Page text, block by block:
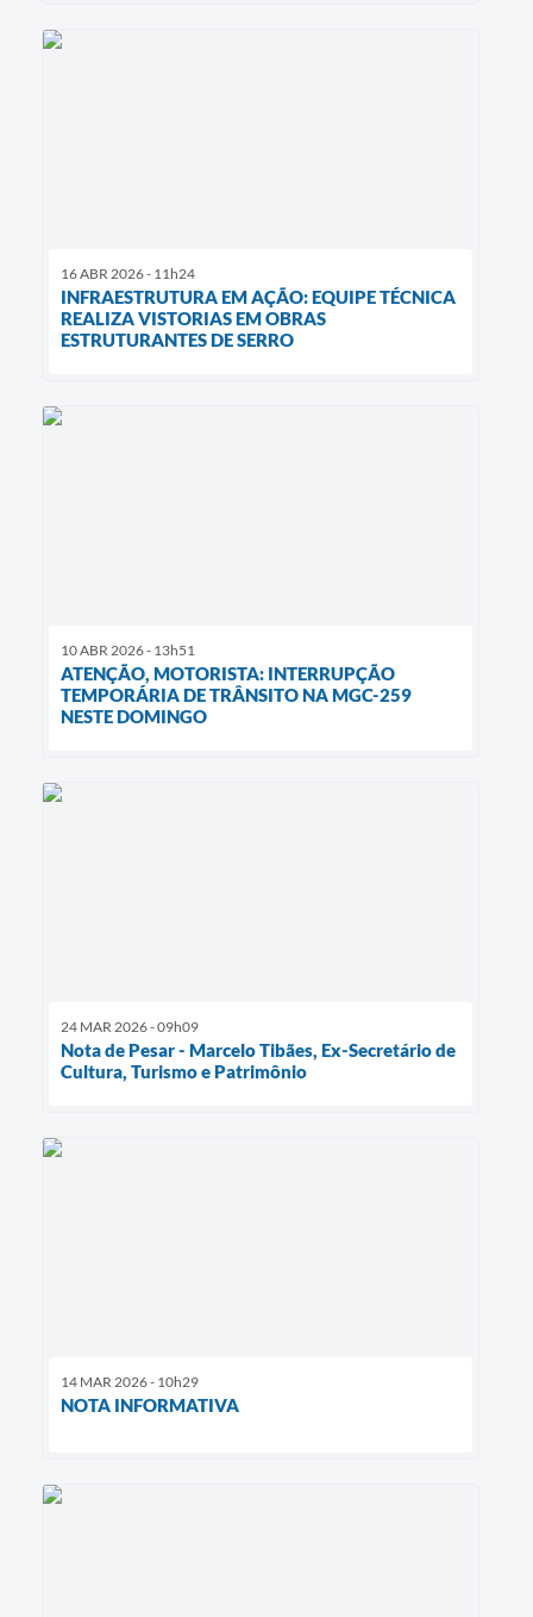
16 ABR 2026 - 11h24
INFRAESTRUTURA EM AÇÃO: EQUIPE TÉCNICA
REALIZA VISTORIAS EM OBRAS
ESTRUTURANTES DE SERRO
10 ABR 2026 - 13h51
ATENÇÃO, MOTORISTA: INTERRUPÇÃO
TEMPORÁRIA DE TRÂNSITO NA MGC-259
NESTE DOMINGO
24 MAR 2026 - 09h09
Nota de Pesar - Marcelo Tibães, Ex-Secretário de
Cultura, Turismo e Patrimônio
14 MAR 2026 - 10h29
NOTA INFORMATIVA